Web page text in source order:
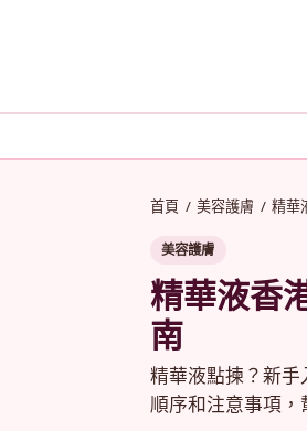
首頁 / 美容護膚 / 精華
美容護膚
精華液香
南
精華液點揀？新
順序和注意事項，